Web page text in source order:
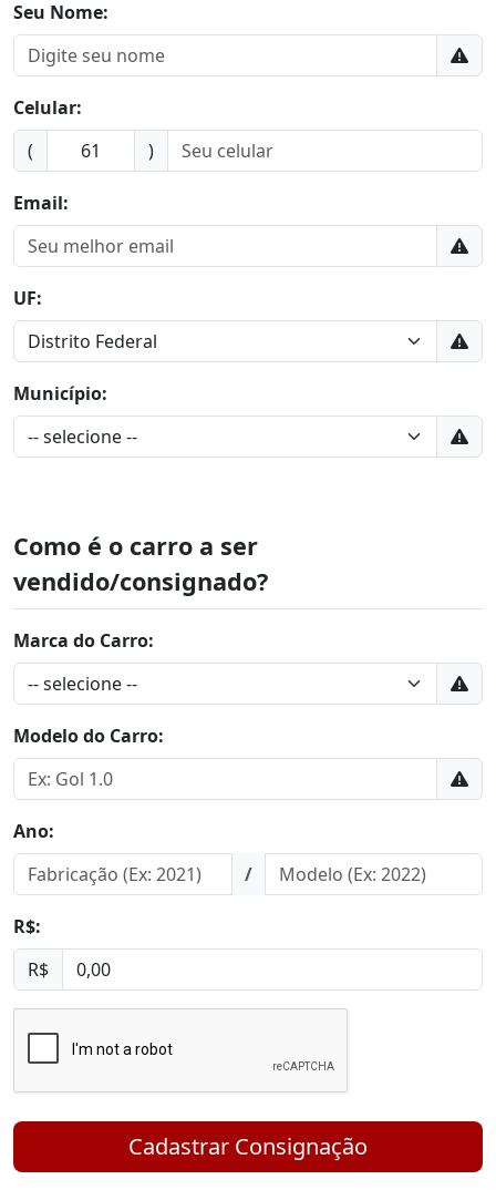
Seu Nome:
Celular:
(
)
Email:
UF:
Município:
Como é o carro a ser
vendido/consignado?
Marca do Carro:
Modelo do Carro:
Ano:
/
R$:
R$
Cadastrar Consignação